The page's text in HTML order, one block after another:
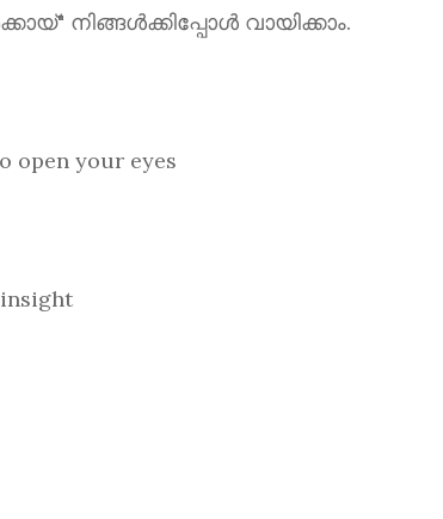
നിങ്ങൾക്കിപ്പോൾ വായിക്കാം.
your eyes